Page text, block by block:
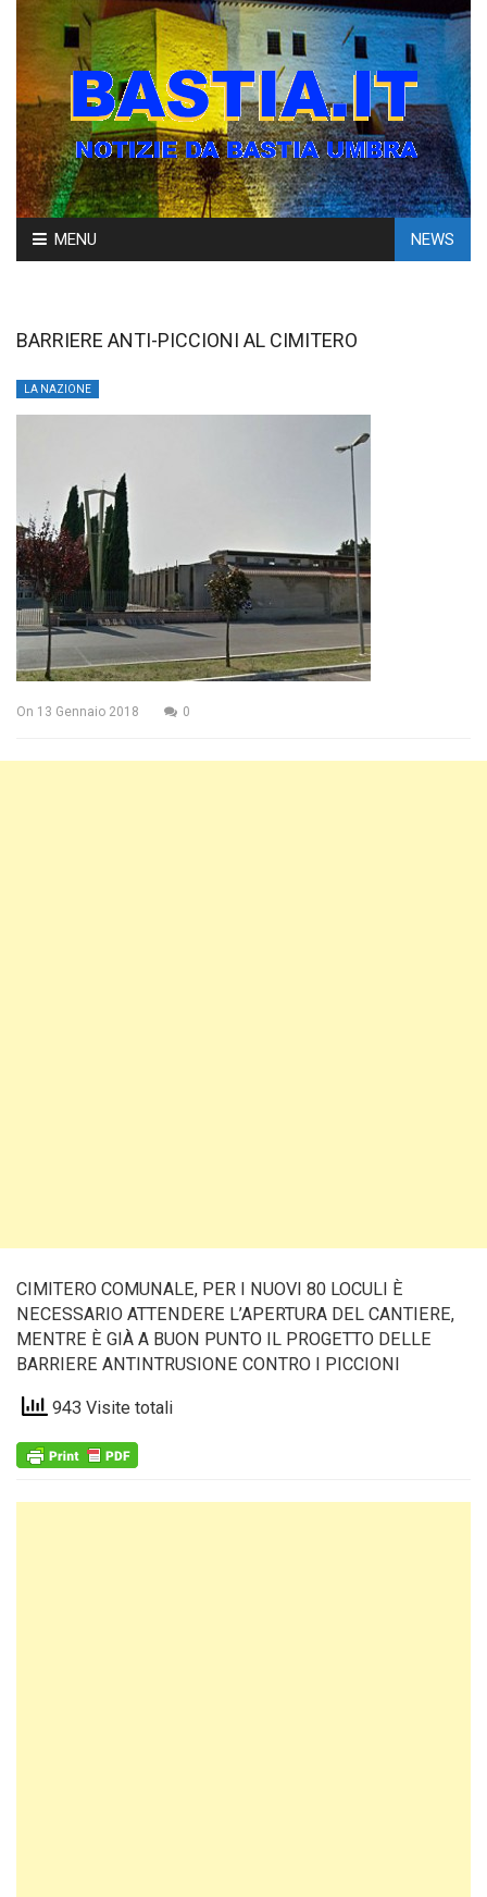
Skip
to
MENU NEWS
BARRIERE ANTI-PICCIONI AL CIMITERO
LA NAZIONE
On 13 Gennaio 2018 0
CIMITERO COMUNALE, PER I NUOVI 80 LOCULI È
NECESSARIO ATTENDERE L’APERTURA DEL CANTIERE,
MENTRE È GIÀ A BUON PUNTO IL PROGETTO DELLE
BARRIERE ANTINTRUSIONE CONTRO I PICCIONI
943 Visite totali